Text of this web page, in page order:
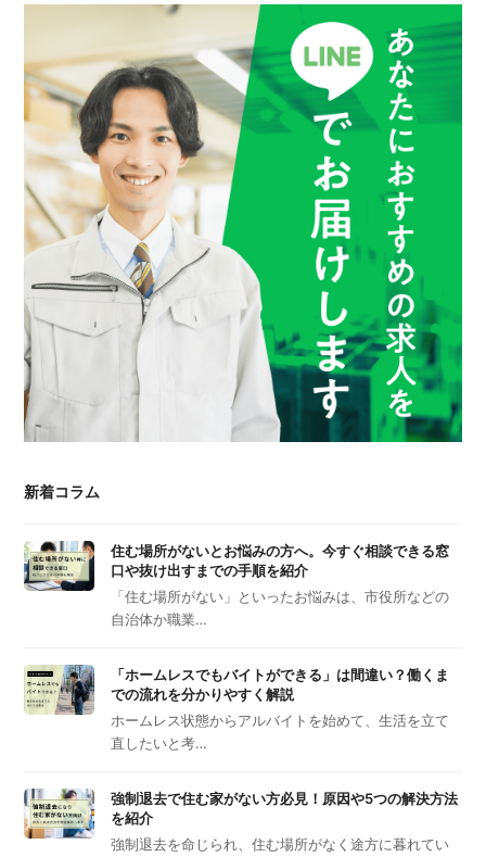
新着コラム
住む場所がないとお悩みの方へ。今すぐ相談できる窓
口や抜け出すまでの手順を紹介
「住む場所がない」といったお悩みは、市役所などの
自治体か職業…
「ホームレスでもバイトができる」は間違い？働くま
での流れを分かりやすく解説
ホームレス状態からアルバイトを始めて、生活を立て
直したいと考…
強制退去で住む家がない方必見！原因や5つの解決方法
を紹介
強制退去を命じられ、住む場所がなく途方に暮れてい